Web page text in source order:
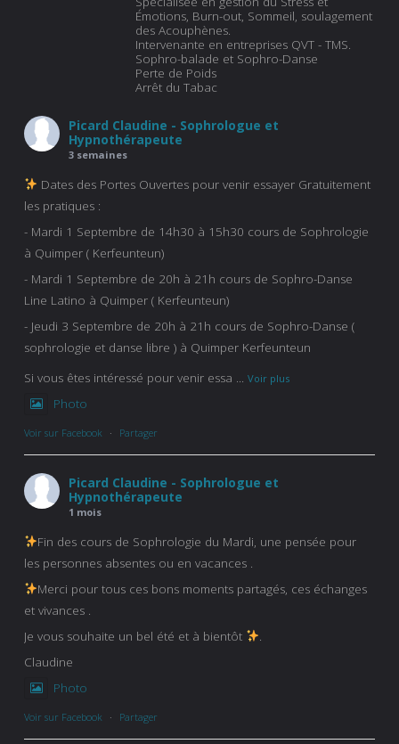
Émotions, Burn-out, Sommeil, soulagement
des Acouphènes.
Intervenante en entreprises QVT - TMS.
Sophro-balade et Sophro-Danse
Perte de Poids
Arrêt du Tabac
Picard Claudine - Sophrologue et
Hypnothérapeute
3 semaines
Dates des Portes Ouvertes pour venir essayer Gratuitement
les pratiques :
- Mardi 1 Septembre de 14h30 à 15h30 cours de Sophrologie
à Quimper ( Kerfeunteun)
- Mardi 1 Septembre de 20h à 21h cours de Sophro-Danse
Line Latino à Quimper ( Kerfeunteun)
- Jeudi 3 Septembre de 20h à 21h cours de Sophro-Danse (
sophrologie et danse libre ) à Quimper Kerfeunteun
Si vous êtes intéressé pour venir essa
Voir plus
Photo
Voir sur Facebook · Partager
Picard Claudine - Sophrologue et
Hypnothérapeute
1 mois
Fin des cours de Sophrologie du Mardi, une pensée pour
les personnes absentes ou en vacances .
Merci pour tous ces bons moments partagés, ces échanges
et vivances .
Je vous souhaite un bel été et à bientôt
Claudine
Photo
Voir sur Facebook · Partager